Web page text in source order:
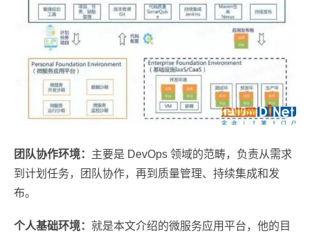
团队协作环境： 主要是 DevOps 领域的范畴，负责从需求
到计划任务，团队协作，再到质量管理、持续集成和发
布。
个人基础环境： 就是本文介绍的微服务应用平台，他的目